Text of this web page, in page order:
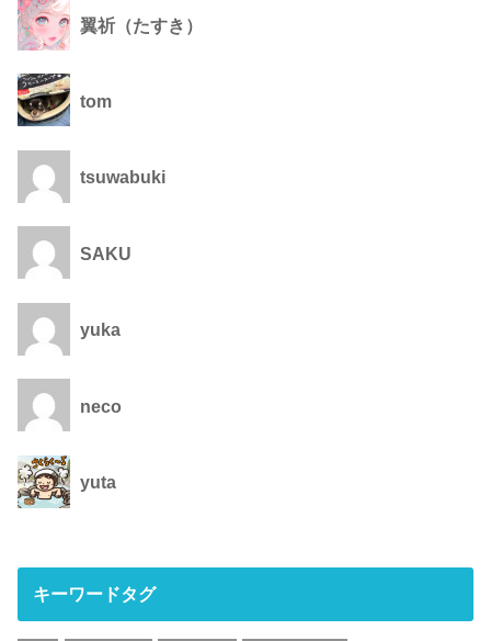
翼祈（たすき）
tom
tsuwabuki
SAKU
yuka
neco
yuta
キーワードタグ